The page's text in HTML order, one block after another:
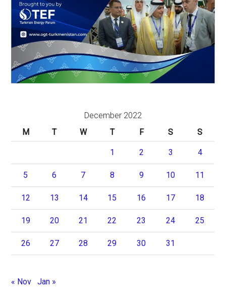
December 2022
M
T W T F S S
1 2 3 4
5 6 7 8 9 10 11
12 13 14 15 16 17 18
19 20 21 22 23 24 25
26 27 28 29 30 31
« Nov Jan »